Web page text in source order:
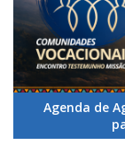
Agenda de